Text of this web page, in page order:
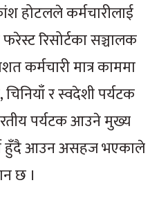
होटलले कर्मचारीलाई
रिसोर्टका सञ्चालक
कर्मचारी मात्र काममा
चिनियाँ र स्वदेशी पर्यटक
पर्यटक आउने मुख्य
हुँदै आउन असहज भएकाले
छ ।